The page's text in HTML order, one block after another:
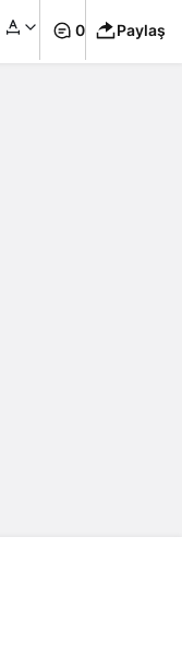
0 Paylaş